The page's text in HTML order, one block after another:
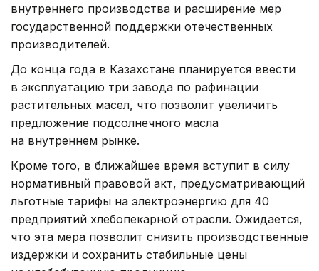
внутреннего производства и расширение мер
государственной поддержки отечественных
производителей.
До конца года в Казахстане планируется ввести
в эксплуатацию три завода по рафинации
растительных масел, что позволит увеличить
предложение подсолнечного масла
на внутреннем рынке.
Кроме того, в ближайшее время вступит в силу
нормативный правовой акт, предусматривающий
льготные тарифы на электроэнергию для 40
предприятий хлебопекарной отрасли. Ожидается,
что эта мера позволит снизить производственные
издержки и сохранить стабильные цены